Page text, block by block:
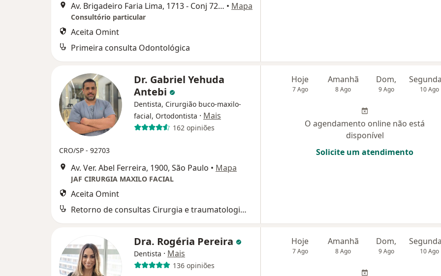
Av. Brigadeiro Faria Lima, 1713 - Conj 72, São Paulo • Mapa
Consultório particular
Aceita Omint
Primeira consulta Odontológica
Dr. Gabriel Yehuda
Antebi
Dentista, Cirurgião buco-maxilo-
facial, Ortodontista · Mais
162 opiniões
CRO/SP - 92703
Av. Ver. Abel Ferreira, 1900, São Paulo • Mapa
JAF CIRURGIA MAXILO FACIAL
Aceita Omint
Retorno de consultas Cirurgia e traumatologia Buco-maxilo-facial
Hoje
7 Ago
Amanhã
8 Ago
Dom,
9 Ago 10 Ago
O agendamento online não está
disponível
Solicite um atendimento
Dra. Rogéria Pereira
Dentista · Mais
136 opiniões
Hoje
7 Ago
Amanhã
8 Ago
Dom,
9 Ago 10 Ago